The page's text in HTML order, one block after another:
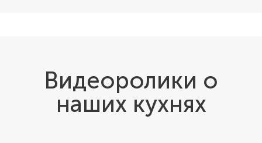
Видеоролики о
наших кухнях